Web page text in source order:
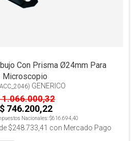
Con Prisma Ø24mm Para
Microscopio
) GENERICO
1.066.000,32
$ 746.200,22
Nacionales:$616.694,40
$248.733,41 con Mercado Pago